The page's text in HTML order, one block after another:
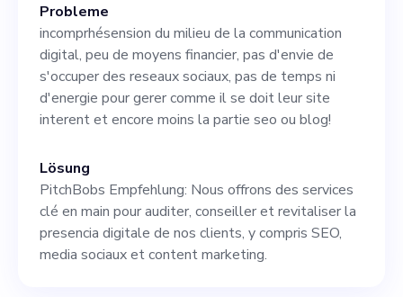
Probleme
incomprhésension du milieu de la communication
digital, peu de moyens financier, pas d'envie de
s'occuper des reseaux sociaux, pas de temps ni
d'energie pour gerer comme il se doit leur site
interent et encore moins la partie seo ou blog!
Lösung
PitchBobs Empfehlung: Nous offrons des services
clé en main pour auditer, conseiller et revitaliser la
presencia digitale de nos clients, y compris SEO,
media sociaux et content marketing.